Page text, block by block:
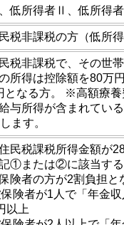
低所得者Ⅱ、低所得
税非課税の方（低所
税非課税で、その世
所得は控除額を80万
となる方。 ※高額療養
与所得が含まれてい
ます。
民税課税所得金額が
①または②に該当す
険者の方が2割負担と
険者が1人で「年金
以上